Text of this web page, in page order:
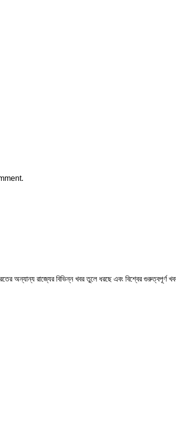
অন্যান্য রাজ্যের বিভিন্ন খবর তুলে ধরছে এবং বিশ্বের গুরুত্বপূর্ণ